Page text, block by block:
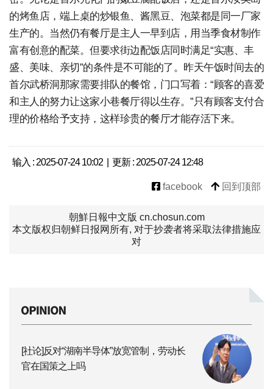
的烤鱼店，端上桌的炒银鱼、酱黑豆、泡菜都是同一厂家
生产的。当然仍有餐厅是主人一早到店，用当季食材制作
富有创意的配菜。但要求街边配饭店同时满足“实惠、丰
盛、美味、亲切”的条件是不可能的了。昨天午饭时间去的
首尔武桥洞那家需要排队的餐馆，门口写着：“顾客的喜爱
和主人的努力让这家小巷餐厅得以生存。”只有顾客支付合
理的价格给予支持，这样珍贵的餐厅才能存活下来。
输入 : 2025-07-24 10:02 | 更新 : 2025-07-24 12:48
facebook 回到顶部
朝鮮日報中文版 cn.chosun.com
本文版权归朝鲜日报网所有, 对于抄袭者将采取法律措施应
对
[社论]反对“湖南半导体”放宽管制，劳动长
官在国策之上吗